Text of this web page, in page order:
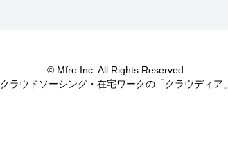
© Mfro Inc. All Rights Reserved.
クラウドソーシング・在宅ワークの「クラウディア」